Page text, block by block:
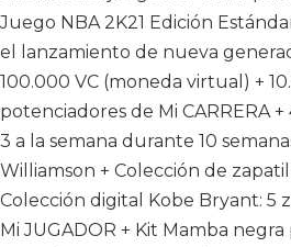
Juego NBA 2K21 Edición
el lanzamiento de nueva
100.000 VC (moneda virtual) +
potenciadores de Mi CARRERA
3 a la semana durante 10
Williamson + Colección de
Colección digital Kobe Bryant: 5
Mi JUGADOR + Kit Mamba